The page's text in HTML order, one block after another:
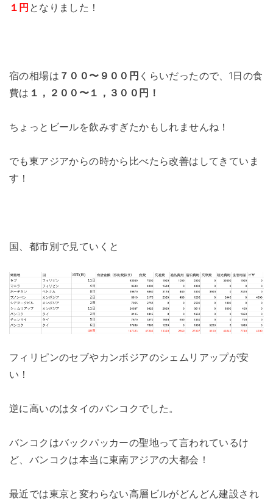
１円 となりました！
宿の相場は ７００〜９００円 くらいだったので、1日の食
費は １，２００〜１，３００円！
ちょっとビールを飲みすぎたかもしれませんね！
でも東アジアからの時から比べたら改善はしてきていま
す！
国、都市別で見ていくと
フィリピンのセブやカンボジアのシェムリアップが安
い！
逆に高いのはタイのバンコクでした。
バンコクはバックパッカーの聖地って言われているけ
ど、バンコクは本当に東南アジアの大都会！
最近では東京と変わらない高層ビルがどんどん建設され